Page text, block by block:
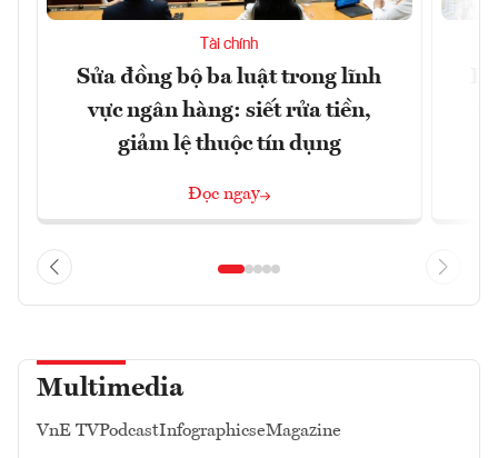
Tài chính
Sửa đồng bộ ba luật trong lĩnh
vực ngân hàng: siết rửa tiền,
giảm lệ thuộc tín dụng
Đọc ngay
Multimedia
VnE TVPodcastInfographicseMagazine